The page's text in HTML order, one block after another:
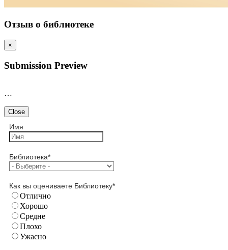
Отзыв о библиотеке
×
Submission Preview
…
Close
Имя
Библиотека*
Как вы оцениваете Библиотеку*
Отлично
Хорошо
Средне
Плохо
Ужасно